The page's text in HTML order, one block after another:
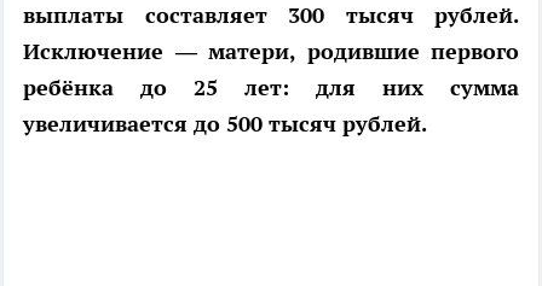
выплаты составляет 300 тысяч рублей.
Исключение — матери, родившие первого
ребёнка до 25 лет: для них сумма
увеличивается до 500 тысяч рублей.